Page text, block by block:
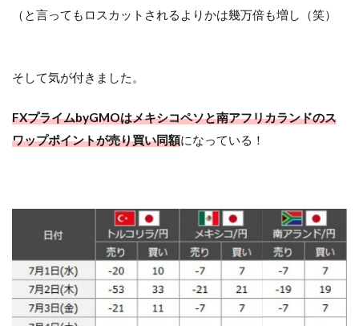
（と言ってもロスカットされるよりかは幾万倍も増し（笑）
そして気が付きました。
FXプライムbyGMOはメキシコペソと南アフリカランドのス
ワップポイントが売り買い同額になっている！